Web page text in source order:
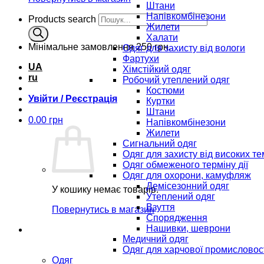
Products search
Мінімальне замовлення250 грн.
UA
ru
Увійти / Реєстрація
0.00 грн
У кошику немає товарів.
Повернутись в магазин
Штани
Напівкомбінезони
Жилети
Халати
Одяг для захисту від вологи
Фартухи
Хімстійкий одяг
Робочий утеплений одяг
Костюми
Куртки
Штани
Напівкомбінезони
Жилети
Сигнальний одяг
Одяг для захисту від високих
Одяг обмеженого терміну дії
Одяг для охорони, камуфляж
Демісезонний одяг
Утеплений одяг
Взуття
Спорядження
Нашивки, шеврони
Медичний одяг
Одяг для харчової
Одяг